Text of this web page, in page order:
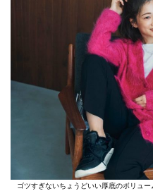
ゴツすぎないちょうどいい厚底のボリュ